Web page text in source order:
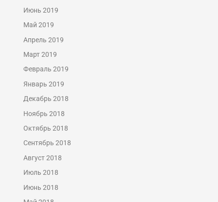
Июнь 2019
Май 2019
Апрель 2019
Март 2019
Февраль 2019
Январь 2019
Декабрь 2018
Ноябрь 2018
Октябрь 2018
Сентябрь 2018
Август 2018
Июль 2018
Июнь 2018